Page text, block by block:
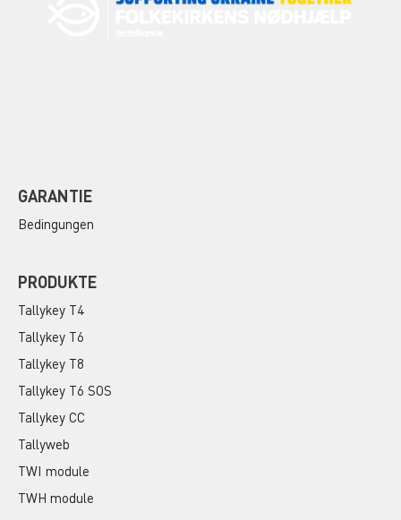
GARANTIE
Bedingungen
PRODUKTE
Tallykey T4
Tallykey T6
Tallykey T8
Tallykey T6 SOS
Tallykey CC
Tallyweb
TWI module
TWH module